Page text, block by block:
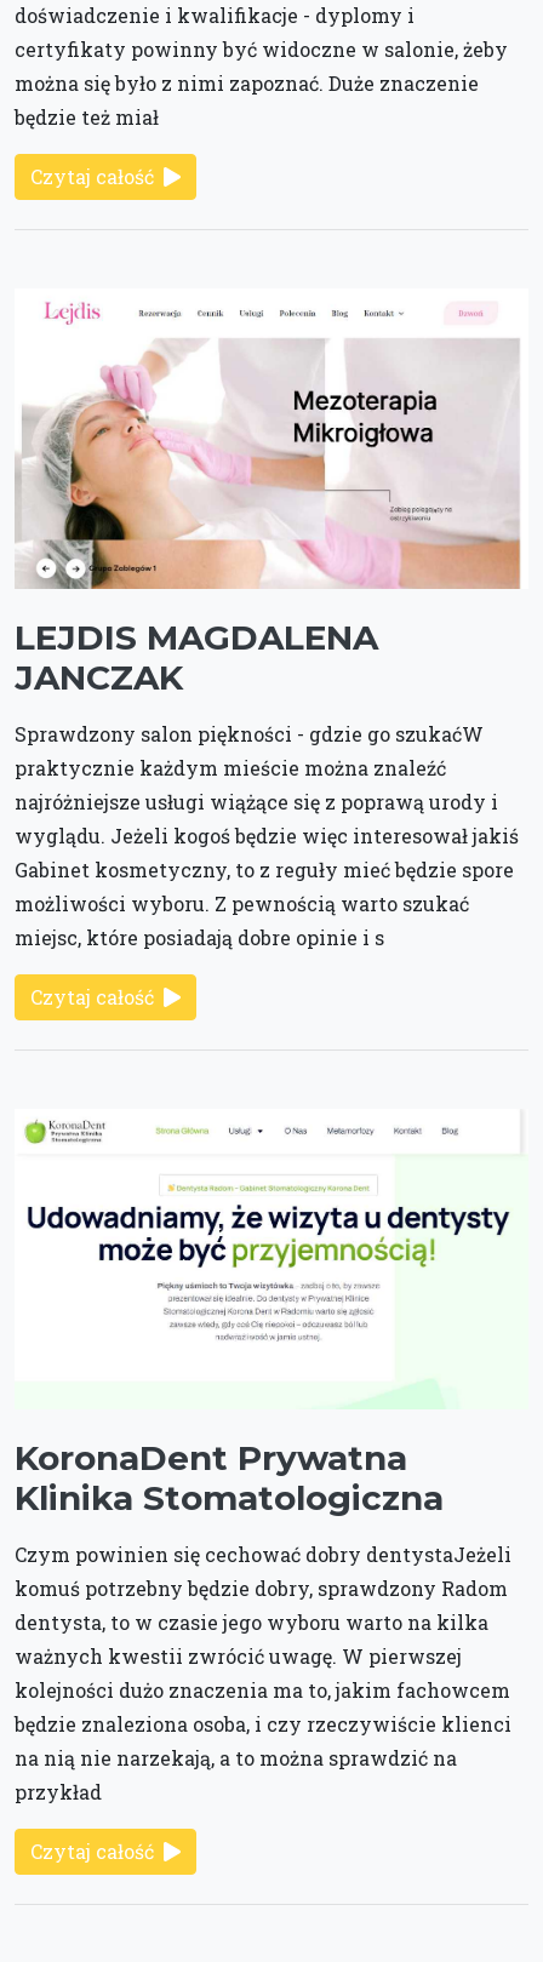
doświadczenie i kwalifikacje - dyplomy i
certyfikaty powinny być widoczne w salonie, żeby
można się było z nimi zapoznać. Duże znaczenie
będzie też miał
Czytaj całość
LEJDIS MAGDALENA
JANCZAK
Sprawdzony salon piękności - gdzie go szukaćW
praktycznie każdym mieście można znaleźć
najróżniejsze usługi wiążące się z poprawą urody i
wyglądu. Jeżeli kogoś będzie więc interesował jakiś
Gabinet kosmetyczny, to z reguły mieć będzie spore
możliwości wyboru. Z pewnością warto szukać
miejsc, które posiadają dobre opinie i s
Czytaj całość
KoronaDent Prywatna
Klinika Stomatologiczna
Czym powinien się cechować dobry dentystaJeżeli
komuś potrzebny będzie dobry, sprawdzony Radom
dentysta, to w czasie jego wyboru warto na kilka
ważnych kwestii zwrócić uwagę. W pierwszej
kolejności dużo znaczenia ma to, jakim fachowcem
będzie znaleziona osoba, i czy rzeczywiście klienci
na nią nie narzekają, a to można sprawdzić na
przykład
Czytaj całość